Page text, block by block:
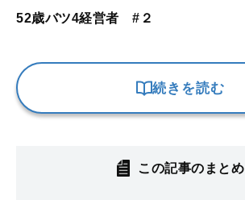
52歳バツ4経営者 #２
続きを読む
この記事のまとめ